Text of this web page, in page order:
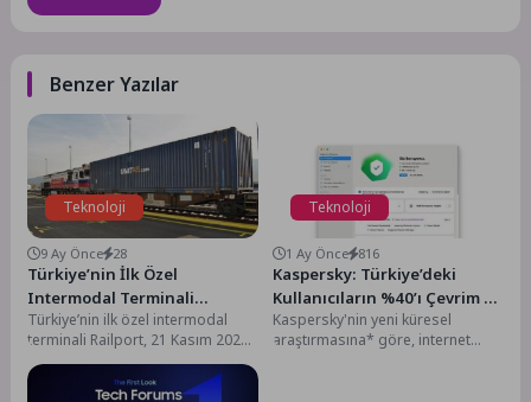
Benzer Yazılar
Teknoloji
9 Ay Önce 28
Türkiye’nin İlk Özel
Intermodal Terminali
Railport’tan İlk Tren Çıkışı
Gerçekleşti
Türkiye’nin ilk özel intermodal
terminali Railport, 21 Kasım 2025
tarihinde gerçekleşen ilk tren
seferi ile demir...
Teknoloji
1 Ay Önce 816
Kaspersky: Türkiye’deki
Kullanıcıların %40’ı Çevrim İçi
Dolandırıcılık Mağduru
Kaspersky'nin yeni küresel
araştırmasına* göre, internet